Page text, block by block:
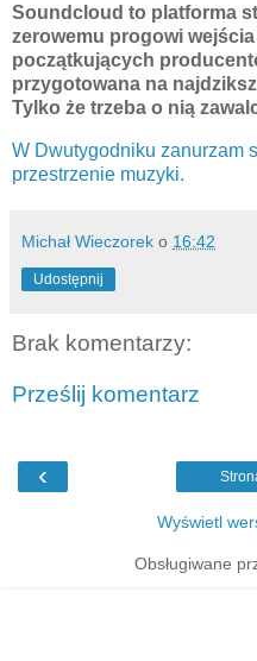
Soundcloud to platforma
zerowemu progowi
początkujących
przygotowana na
Tylko że trzeba o nią
W Dwutygodniku zanurzam
przestrzenie muzyki.
Michał Wieczorek o 16:42
Udostępnij
Brak komentarzy:
Prześlij komentarz
‹
Wyświetl
Obsługiwane